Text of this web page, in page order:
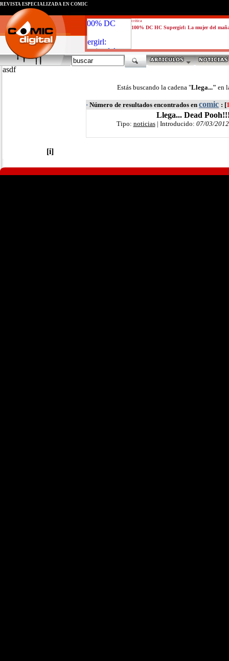
critica
100% DC HC Supergirl: La mujer del
REVISTA ESPECIALIZADA EN CÓMIC
asdf
Estás buscando la cadena "Llega..." en
· Número de resultados encontrados en comic : [
Llega... Dead
Tipo: noticias| Introducido: 07/03/2012
[i]